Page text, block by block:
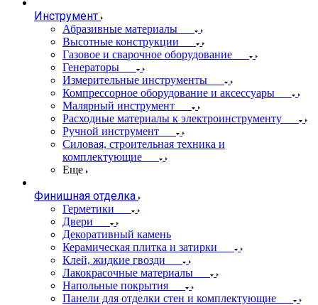
Инструмент
Абразивные материалы
Высотные конструкции
Газовое и сварочное оборудование
Генераторы
Измерительные инструменты
Компрессорное оборудование и аксессуары
Малярный инструмент
Расходные материалы к электроинструменту
Ручной инструмент
Силовая, строительная техника и
комплектующие
Еще
Финишная отделка
Герметики
Двери
Декоративный камень
Керамическая плитка и затирки
Клей, жидкие гвозди
Лакокрасочные материалы
Напольные покрытия
Панели для отделки стен и комплектующие